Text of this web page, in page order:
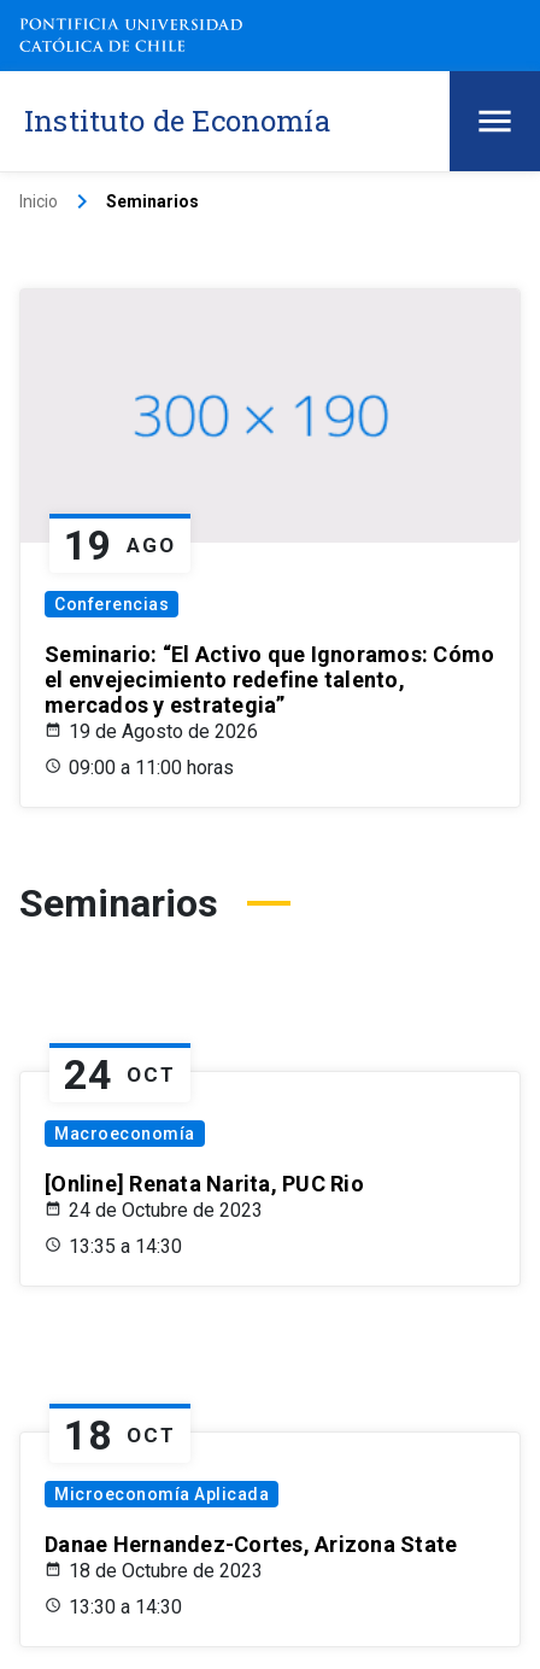
Instituto de Economía
Inicio keyboard_arrow_right Seminarios
19 AGO
Conferencias
Seminario: “El Activo que Ignoramos: Cómo
el envejecimiento redefine talento,
mercados y estrategia”
19 de Agosto de 2026
09:00 a 11:00 horas
Seminarios
24 OCT
Macroeconomía
[Online] Renata Narita, PUC Rio
24 de Octubre de 2023
13:35 a 14:30
18 OCT
Microeconomía Aplicada
Danae Hernandez-Cortes, Arizona State
18 de Octubre de 2023
13:30 a 14:30